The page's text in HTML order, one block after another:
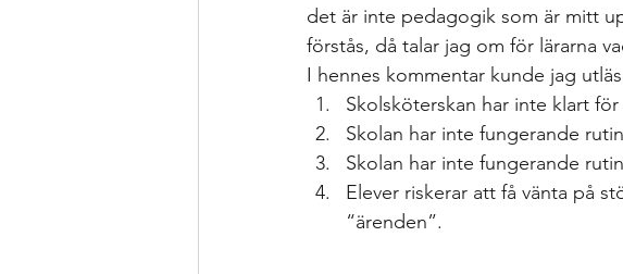
Kollegialt lärande Istället för elevärenden till elevh
specialpedagogen och försteläraren Skoldebatt
det är inte pedagogik som är mitt
förstås, då talar jag om för lärarna
I hennes kommentar kunde jag
Skolsköterskan har inte klart
Skolan har inte fungerande
Skolan har inte fungerande
Elever riskerar att få vänta på
“ärenden”.